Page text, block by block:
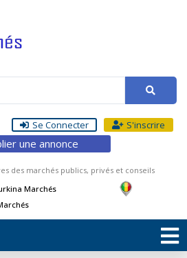
Se Connecter S'inscrire
une annonce
des marchés publics, privés et conseils
Marchés